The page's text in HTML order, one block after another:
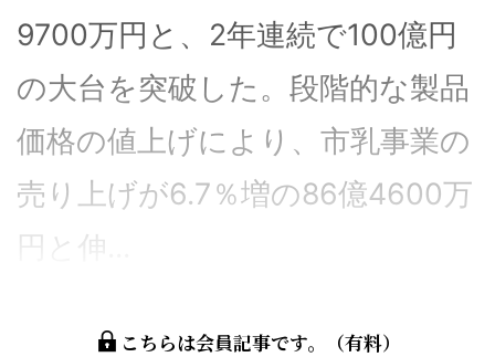
9700万円と、2年連続で100億円
の大台を突破した。段階的な製品
価格の値上げにより、市乳事業の
売り上げが6.7％増の86億4600万
円と伸...
こちらは会員記事です。（有料）